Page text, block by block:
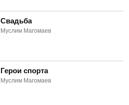
Свадьба
Муслим Магомаев
Герои спорта
Муслим Магомаев